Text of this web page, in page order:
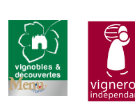
Menu